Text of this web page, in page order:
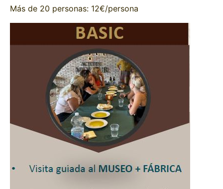
Más de 20 personas: 12€/persona